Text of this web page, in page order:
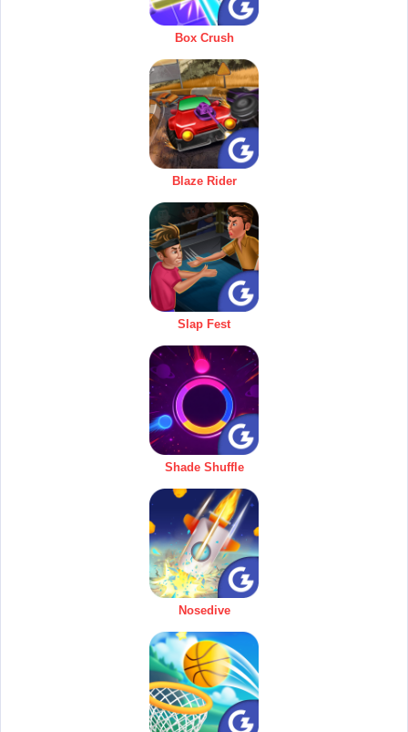
Box Crush
Blaze Rider
Slap Fest
Shade Shuffle
Nosedive